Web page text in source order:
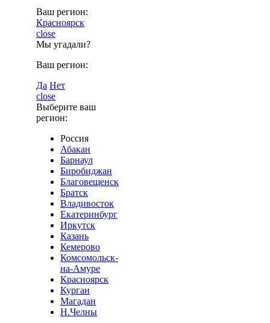
Ваш регион:
Красноярск
close
Мы угадали?
Ваш регион:
Да Нет
close
Выберите ваш
регион:
Россия
Абакан
Барнаул
Биробиджан
Благовещенск
Братск
Владивосток
Екатеринбург
Иркутск
Казань
Кемерово
Комсомольск-
на-Амуре
Красноярск
Курган
Магадан
Н.Челны